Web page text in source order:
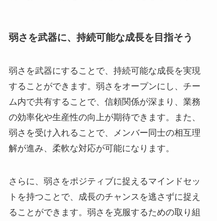
弱さを武器に、持続可能な成長を目指そう
弱さを武器にすることで、持続可能な成長を実現
することができます。弱さをオープンにし、チー
ム内で共有することで、信頼関係が深まり、業務
の効率化や生産性の向上が期待できます。また、
弱さを受け入れることで、メンバー同士の相互理
解が進み、柔軟な対応が可能になります。
さらに、弱さをポジティブに捉えるマインドセッ
トを持つことで、成長のチャンスを逃さずに捉え
ることができます。弱さを克服するための取り組